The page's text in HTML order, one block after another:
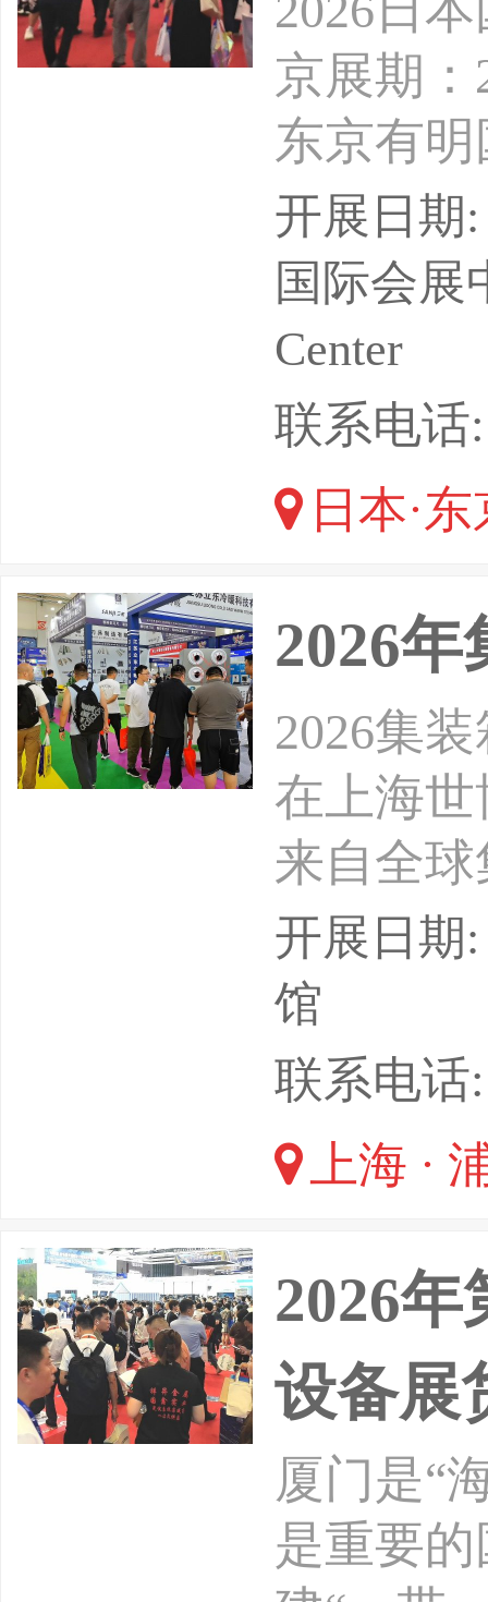
京展期
东京有
8日[水]-
心主办
【中国
【参展
开展日期
国际会展
Center
联系电话
日本·东
2026
2026集
在上海
来自全
集装箱
商务平
供便捷
造商中
汇聚地。
开展日期
馆
联系电话
上海 ·
2026
设备展
厦门是“
是重要